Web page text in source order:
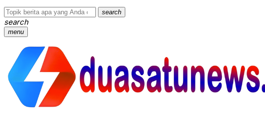
search
search
menu